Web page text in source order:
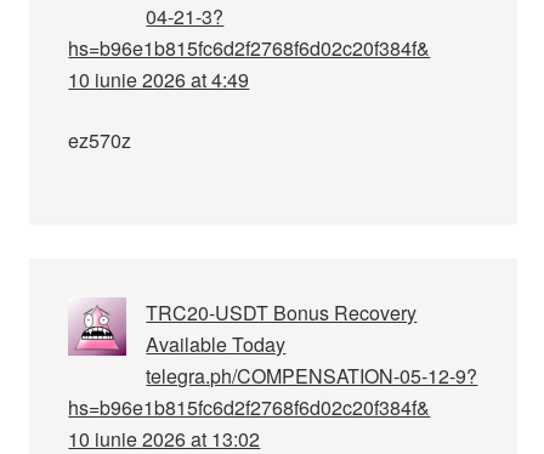
04-21-3?
hs=b96e1b815fc6d2f2768f6d02c20f384f&
10 iunie 2026 at 4:49
ez570z
TRC20-USDT Bonus Recovery
Available Today
telegra.ph/COMPENSATION-05-12-9?
hs=b96e1b815fc6d2f2768f6d02c20f384f&
10 iunie 2026 at 13:02